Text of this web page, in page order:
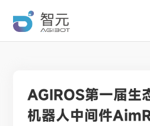
AGIROS第一届生
机器人中间件